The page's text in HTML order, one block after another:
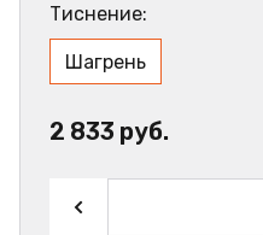
Тиснение:
Шагрень
2 833 руб.